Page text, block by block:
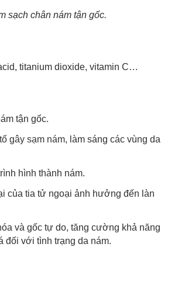
sạch chân nám tận gốc.
titanium dioxide, vitamin C…
tận gốc.
gây sạm nám, làm sáng các vùng da
hình thành nám.
của tia tử ngoại ảnh hưởng đến làn
và gốc tự do, tăng cường khả năng
đối với tình trạng da nám.